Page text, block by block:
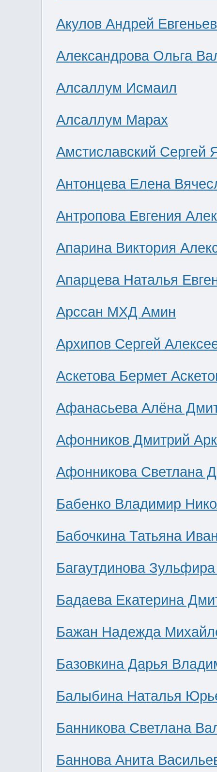
Акулов Андрей
Александрова Ольга
Алсаллум Исмаил
Алсаллум Марах
Амстиславский Сергей
Антонцева Елена
Антропова Евгения
Апарина Виктория
Апарцева Наталья
Арссан МХД Амин
Архипов Сергей
Аскетова Бермет
Афанасьева Алёна
Афонников Дмитрий
Афонникова Светлана
Бабенко Владимир
Бабочкина Татьяна
Багаутдинова
Бадаева Екатерина
Бажан Надежда
Базовкина Дарья
Балыбина Наталья
Банникова Светлана
Баннова Анита